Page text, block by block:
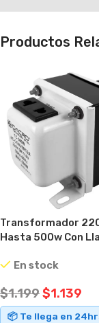
Productos
Transformador
Hasta 500w Con
En stock
$1.199$1.139
📦 Te llega en